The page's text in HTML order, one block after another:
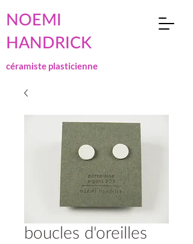
NOEMI
HANDRICK
céramiste plasticienne
boucles d'oreilles